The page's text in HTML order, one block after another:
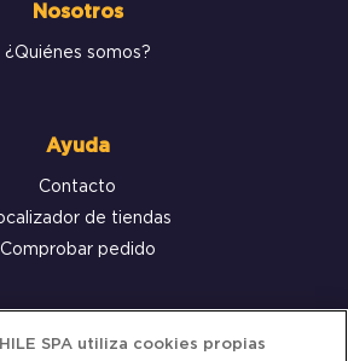
Nosotros
¿Quiénes somos?
Ayuda
Contacto
de tiendas
Comprobar pedido
al cliente
SPA utiliza cookies propias